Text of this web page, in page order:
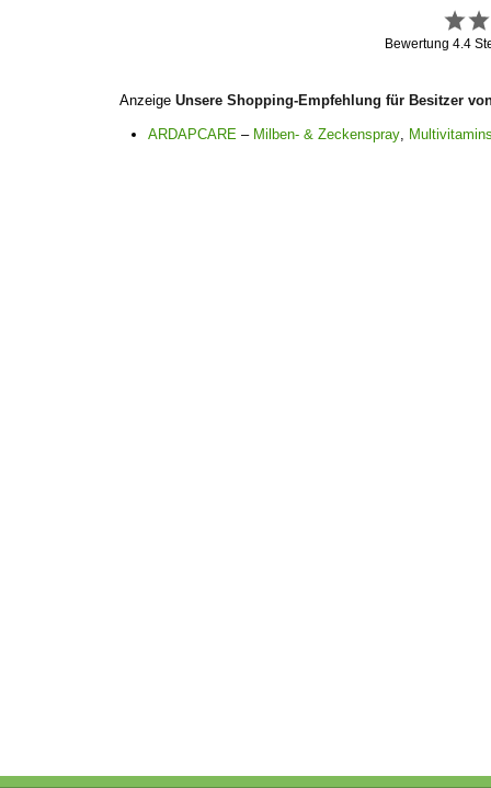
Bewertung4.4
AnzeigeUnsere Shopping-Empfehlung für Besitzer
ARDAPCARE – Milben- & Zeckenspray